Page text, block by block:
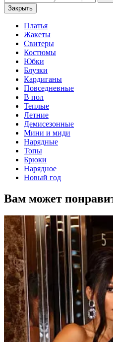
Закрыть
Платья
Жакеты
Свитеры
Костюмы
Юбки
Блузки
Кардиганы
Повседневные
В пол
Теплые
Летние
Демисезонные
Мини и миди
Нарядные
Топы
Брюки
Нарядное
Новый год
Вам может